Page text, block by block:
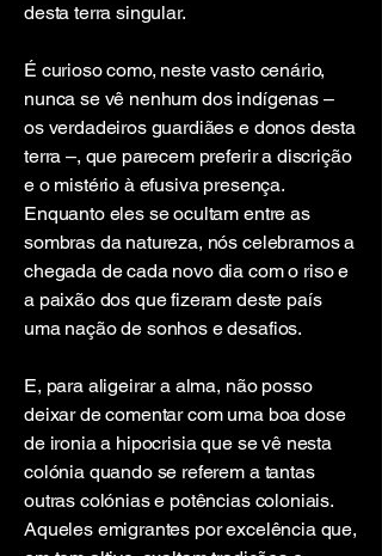
desta terra singular.
É curioso como, neste vasto cenário,
nunca se vê nenhum dos indígenas –
os verdadeiros guardiães e donos desta
terra –, que parecem preferir a discrição
e o mistério à efusiva presença.
Enquanto eles se ocultam entre as
sombras da natureza, nós celebramos a
chegada de cada novo dia com o riso e
a paixão dos que fizeram deste país
uma nação de sonhos e desafios.
E, para aligeirar a alma, não posso
deixar de comentar com uma boa dose
de ironia a hipocrisia que se vê nesta
colónia quando se referem a tantas
outras colónias e potências coloniais.
Aqueles emigrantes por excelência que,